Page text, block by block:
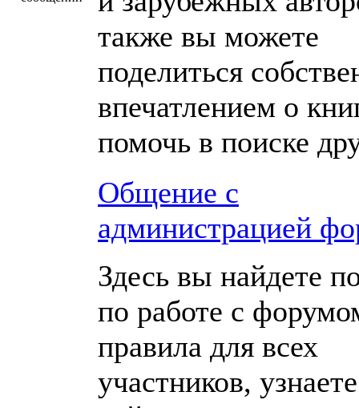
также вы можете
поделиться
впечатлением о
помочь в поиске
Общение с
администрацией
Здесь вы найдете
по работе с
правила для всех
участников, узнаете